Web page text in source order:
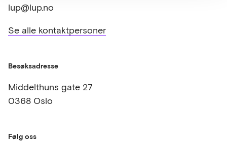
lup@lup.no
Se alle kontaktpersoner
Besøksadresse
Middelthuns gate 27
0368 Oslo
Følg oss